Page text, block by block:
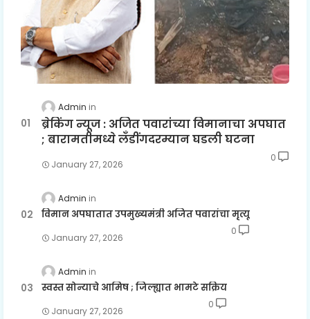
Admin
ब्रेकिंग न्यूज : अजित पवारांच्या विमानाचा अपघात
; बारामतीमध्ये लॅंडींगदरम्यान घडली घटना
January 27, 2026
0
Admin
विमान अपघातात उपमुख्यमंत्री अजित पवारांचा मृत्यू
January 27, 2026
0
Admin
स्वस्त सोन्याचे आमिष ; जिल्ह्यात भामटे सक्रिय
January 27, 2026
0